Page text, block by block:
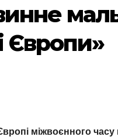
Європи»
міжвоєнного